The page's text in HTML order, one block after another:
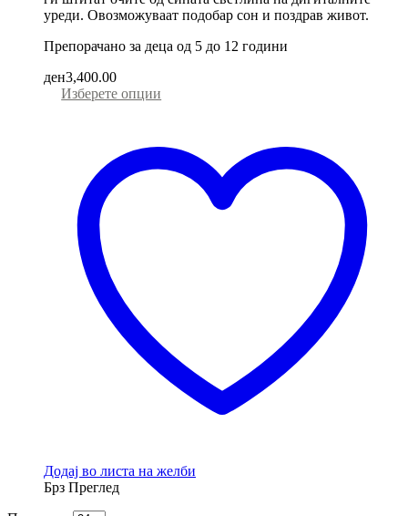
уреди. Овозможуваат подобар сон и поздрав живот.
Препорачано за деца од 5 до 12 години
ден3,400.00
Изберете опции
variants.
The
options
Додај во листа на желби
Брз Преглед